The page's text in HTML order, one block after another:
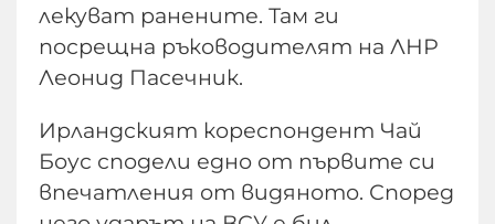
лекуват ранените. Там ги
посрещна ръководителят на ЛНР
Леонид Пасечник.
Ирландският кореспондент Чай
Боус сподели едно от първите си
впечатления от видяното. Според